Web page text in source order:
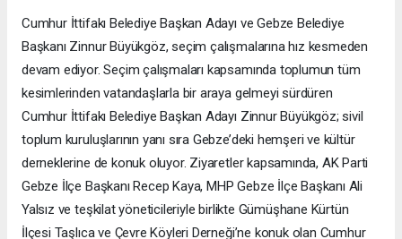
Cumhur İttifakı Belediye Başkan Adayı ve Gebze Belediye
Başkanı Zinnur Büyükgöz, seçim çalışmalarına hız kesmeden
devam ediyor. Seçim çalışmaları kapsamında toplumun tüm
kesimlerinden vatandaşlarla bir araya gelmeyi sürdüren
Cumhur İttifakı Belediye Başkan Adayı Zinnur Büyükgöz; sivil
toplum kuruluşlarının yanı sıra Gebze’deki hemşeri ve kültür
derneklerine de konuk oluyor. Ziyaretler kapsamında, AK Parti
Gebze İlçe Başkanı Recep Kaya, MHP Gebze İlçe Başkanı Ali
Yalsız ve teşkilat yöneticileriyle birlikte Gümüşhane Kürtün
İlçesi Taşlıca ve Çevre Köyleri Derneği’ne konuk olan Cumhur